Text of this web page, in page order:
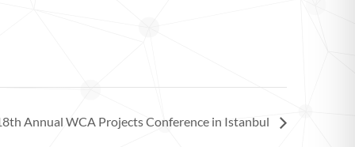
Annual WCA Projects Conference in Istanbul